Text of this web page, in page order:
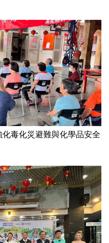
毒化災避難與化學品安全